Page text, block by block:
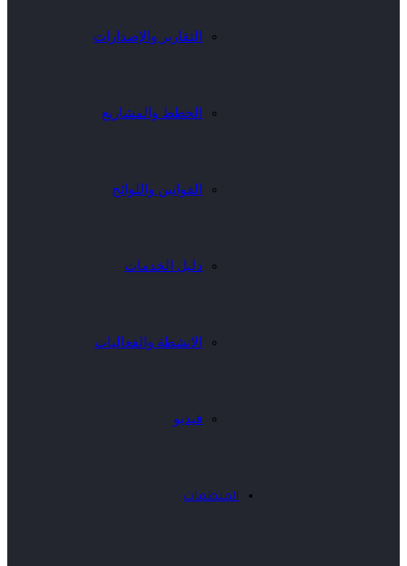
التقارير والإصدارات
الخطط والمشاريع
القوانين واللوائح
دليل الخدمات
الانشطة والفعاليات
فيديو
المنظمات